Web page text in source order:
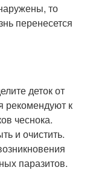
то
перенесется
деток от
рекомендуют к
чеснока.
и очистить.
паразитов.